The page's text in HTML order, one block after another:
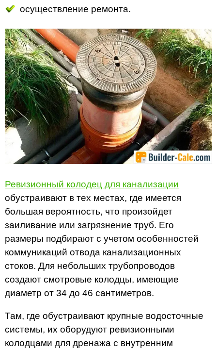
осуществление ремонта.
Ревизионный колодец для канализации
обустраивают в тех местах, где имеется
большая вероятность, что произойдет
заиливание или загрязнение труб. Его
размеры подбирают с учетом особенностей
коммуникаций отвода канализационных
стоков. Для небольших трубопроводов
создают смотровые колодцы, имеющие
диаметр от 34 до 46 сантиметров.
Там, где обустраивают крупные водосточные
системы, их оборудуют ревизионными
колодцами для дренажа с внутренним